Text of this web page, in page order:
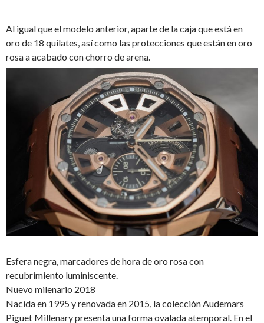
Al igual que el modelo anterior, aparte de la caja que está en
oro de 18 quilates, así como las protecciones que están en oro
rosa a acabado con chorro de arena.
Esfera negra, marcadores de hora de oro rosa con
recubrimiento luminiscente.
Nuevo milenario 2018
Nacida en 1995 y renovada en 2015, la colección Audemars
Piguet Millenary presenta una forma ovalada atemporal. En el